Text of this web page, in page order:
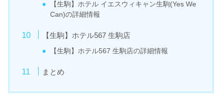
【生駒】ホテル イエスウィキャン生駒(Yes We
Can)の詳細情報
【生駒】ホテル567 生駒店
【生駒】ホテル567 生駒店の詳細情報
まとめ